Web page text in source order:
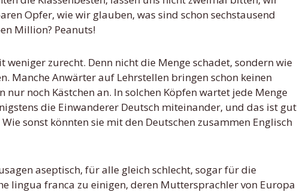
Opfer, wie wir glauben, was sind schon sechstausend
Million? Peanuts!
zurecht. Denn nicht die Menge schadet, sondern wie
Manche Anwärter auf Lehrstellen bringen schon keinen
noch Kästchen an. In solchen Köpfen wartet jede Menge
die Einwanderer Deutsch miteinander, und das ist gut
sonst könnten sie mit den Deutschen zusammen Englisch
aseptisch, für alle gleich schlecht, sogar für die
lingua franca zu einigen, deren Muttersprachler von Europa